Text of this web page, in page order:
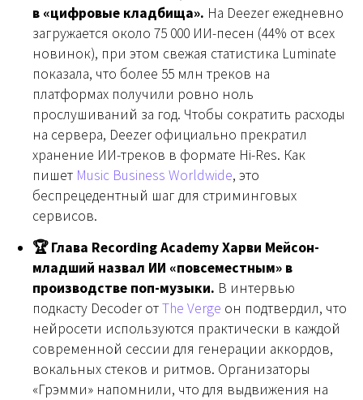
в «цифровые кладбища». На Deezer ежедневно
загружается около 75 000 ИИ-песен (44% от всех
новинок), при этом свежая статистика Luminate
показала, что более 55 млн треков на
платформах получили ровно ноль
прослушиваний за год. Чтобы сократить расходы
на сервера, Deezer официально прекратил
хранение ИИ-треков в формате Hi-Res. Как
пишет Music Business Worldwide, это
беспрецедентный шаг для стриминговых
сервисов.
🏆 Глава Recording Academy Харви Мейсон-
младший назвал ИИ «повсеместным» в
производстве поп-музыки. В интервью
подкасту Decoder отThe Verge он подтвердил, что
нейросети используются практически в каждой
современной сессии для генерации аккордов,
вокальных стеков и ритмов. Организаторы
«Грэмми» напомнили, что для выдвижения на